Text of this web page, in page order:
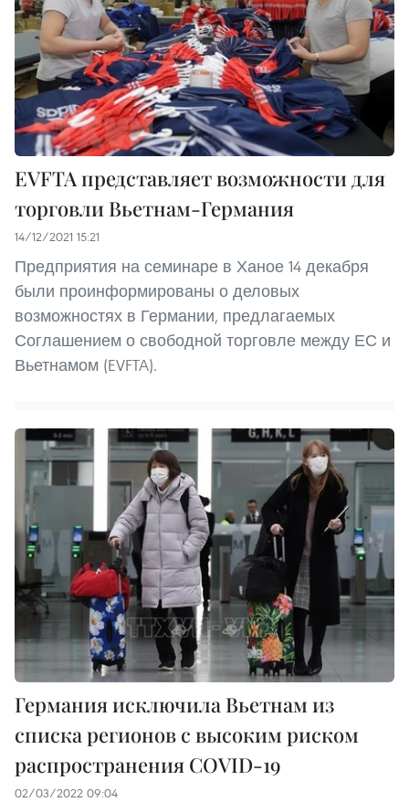
EVFTA представляет возможности для
торговли Вьетнам-Германия
14/12/2021 15:21
Предприятия на семинаре в Ханое 14 декабря
были проинформированы о деловых
возможностях в Германии, предлагаемых
Соглашением о свободной торговле между ЕС и
Вьетнамом (EVFTA).
Германия исключила Вьетнам из
списка регионов с высоким риском
распространения COVID-19
02/03/2022 09:04